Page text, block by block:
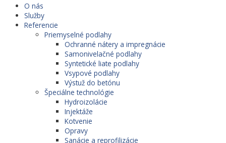
O nás
Služby
Referencie
Priemyselné podlahy
Ochranné nátery a impregnácie
Samonivelačné podlahy
Syntetické liate podlahy
Vsypové podlahy
Výstuž do betónu
Špeciálne technológie
Hydroizolácie
Injektáže
Kotvenie
Opravy
Sanácie a reprofilizácie